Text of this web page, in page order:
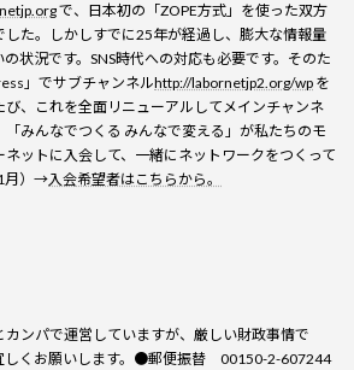
で、日本初の「ZOPE方式」を使った双方
した。しかしすでに25年が経過し、膨大な情報量
状況です。SNS時代への対応も必要です。そのた
」でサブチャンネルhttp://labornetjp2.org/wp を
び、これを全面リニューアルしてメインチャンネ
みんなでつくる みんなで変える」が私たちのモ
ットに入会して、一緒にネットワークをつくって
月）→入会希望者はこちらから。
ンパで運営していますが、厳しい財政事情で
しくお願いします。●郵便振替 00150-2-607244